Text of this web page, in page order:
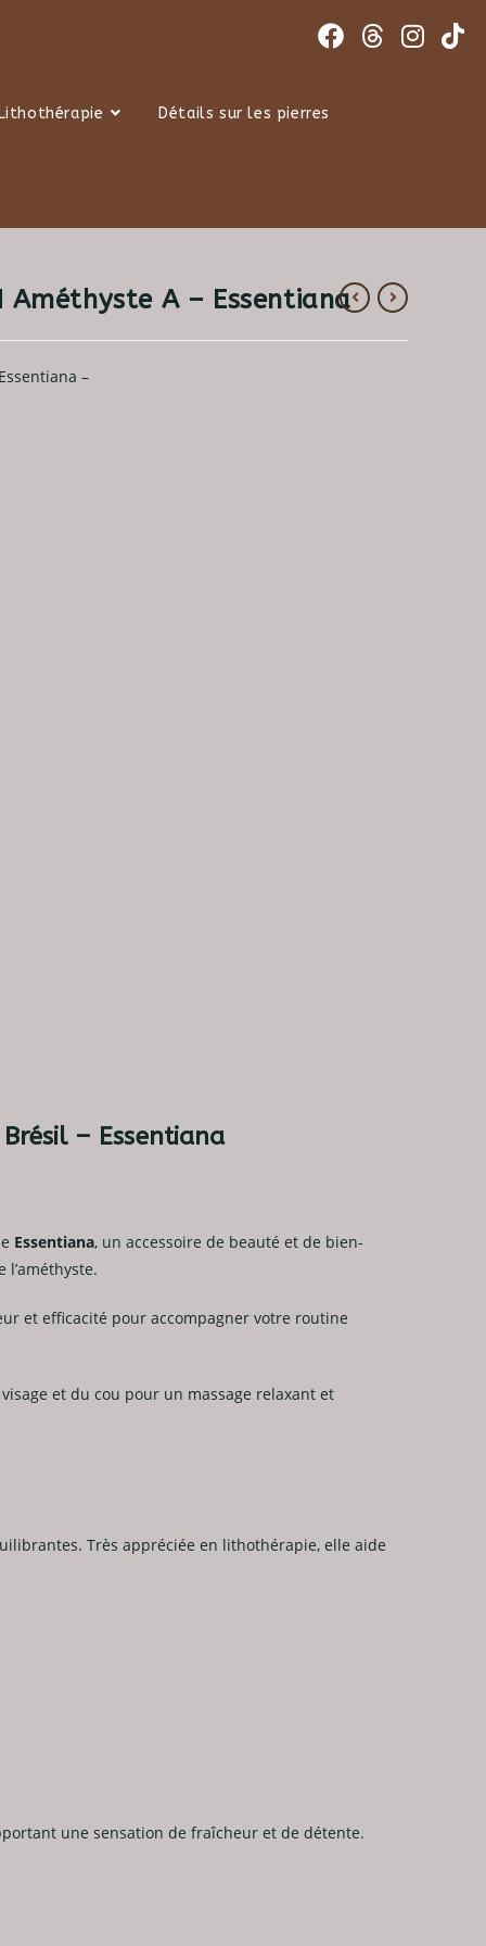
Détails sur les pierres
Améthyste A – Essentiana
–
– Essentiana
Essentiana, un accessoire de beauté et de bien-
et efficacité pour accompagner votre routine
et du cou pour un massage relaxant et
Très appréciée en lithothérapie, elle aide
une sensation de fraîcheur et de détente.